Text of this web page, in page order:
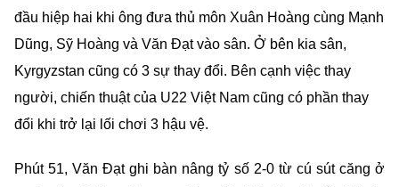
đầu hiệp hai khi ông đưa thủ môn Xuân Hoàng cùng Mạnh
Dũng, Sỹ Hoàng và Văn Đạt vào sân. Ở bên kia sân,
Kyrgyzstan cũng có 3 sự thay đổi. Bên cạnh việc thay
người, chiến thuật của U22 Việt Nam cũng có phần thay
đổi khi trở lại lối chơi 3 hậu vệ.
Phút 51, Văn Đạt ghi bàn nâng tỷ số 2-0 từ cú sút căng ở